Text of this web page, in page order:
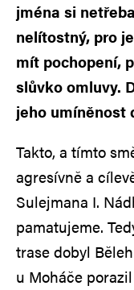
jména si
nelítostný, pro
mít pochopení,
slůvko omluvy.
jeho umíněnost
Takto, a tímto
agresívně a
Sulejmana I.
pamatujeme.
trase dobyl
u Moháče